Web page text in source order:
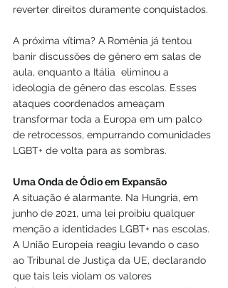
reverter direitos duramente conquistados.
A próxima vítima? A Romênia já tentou
banir discussões de gênero em salas de
aula, enquanto a Itália  eliminou a
ideologia de gênero das escolas. Esses
ataques coordenados ameaçam
transformar toda a Europa em um palco
de retrocessos, empurrando comunidades
LGBT+ de volta para as sombras.
Uma Onda de Ódio em Expansão
A situação é alarmante. Na Hungria, em
junho de 2021, uma lei proibiu qualquer
menção a identidades LGBT+ nas escolas.
A União Europeia reagiu levando o caso
ao Tribunal de Justiça da UE, declarando
que tais leis violam os valores